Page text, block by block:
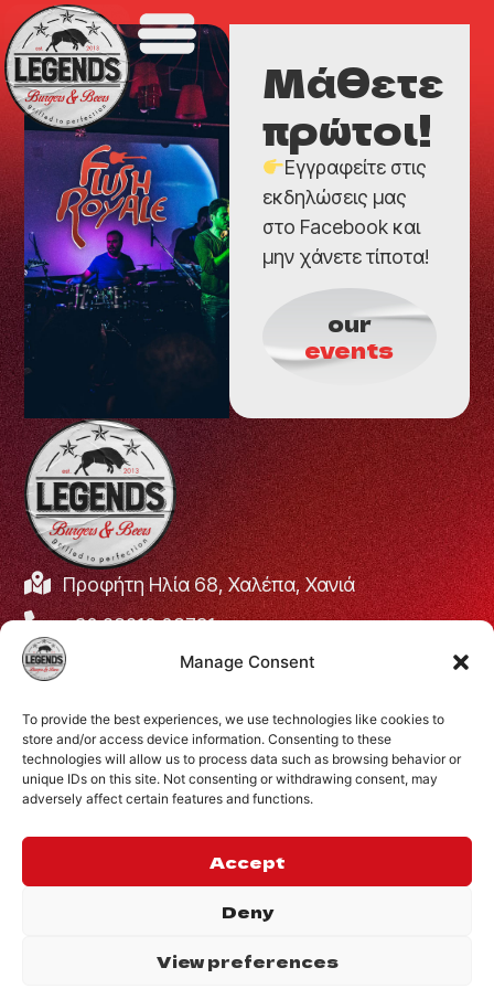
Manage Consent
To provide the best experiences, we use technologies like cookies to
store and/or access device information. Consenting to these
technologies will allow us to process data such as browsing behavior or
unique IDs on this site. Not consenting or withdrawing consent, may
adversely affect certain features and functions.
Accept
Deny
View preferences
Μάθετε
πρώτοι!
Εγγραφείτε στις
εκδηλώσεις μας
στο Facebook και
μην χάνετε τίποτα!
our
events
Προφήτη Ηλία 68, Χαλέπα, Χανιά
+30 28210 08731
info@legendsburgers.gr
Δευτέρα με Παρασκευή16:00 – 24:00
Σάββατο14:00 – 24:00
Κυριακή12:00 – 24:00
ΣΥΝΔΕΘΕΙΤΕ ΜΑΖΙ
©2024 Legends.Privacy Policy. Website by